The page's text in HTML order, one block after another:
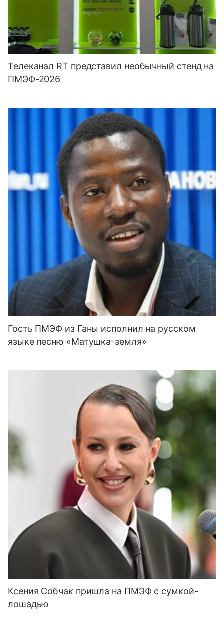
Телеканал RT представил необычный стенд на
ПМЭФ-2026
Гость ПМЭФ из Ганы исполнил на русском
языке песню «Матушка-земля»
Ксения Собчак пришла на ПМЭФ с сумкой-
лошадью